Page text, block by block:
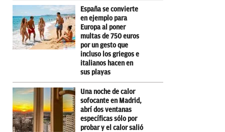
España se convierte
en ejemplo para
Europa al poner
multas de 750 euros
por un gesto que
incluso los griegos e
italianos hacen en
sus playas
Una noche de calor
sofocante en Madrid,
abrí dos ventanas
específicas sólo por
probar y el calor salió